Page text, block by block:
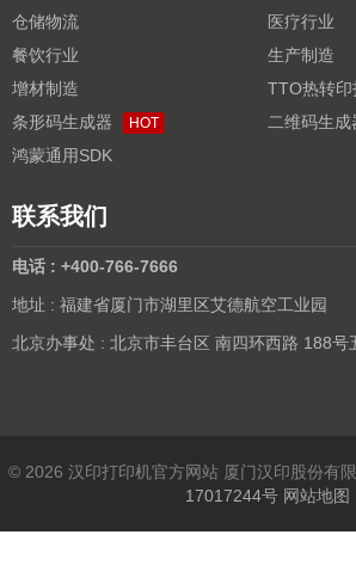
仓储物流
医疗行业
餐饮行业
生产制造
增材制造
TTO热转印
条形码生成器
HOT 二维码生成
鸿蒙通用SDK
联系我们
电话 : +400-766-7666
地址 : 福建省厦门市湖里区艾德航空工业园
北京办事处 : 北京市丰台区 南四环西路 188号
© 2026 汉印打印机官方网站 厦门汉印股份有
17017244号 网站地图